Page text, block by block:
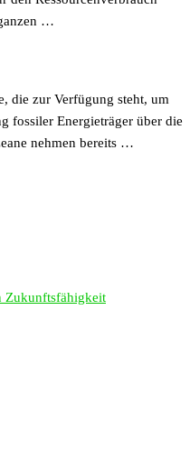
…
die zur Verfügung steht, um
fossiler Energieträger über die
nehmen bereits …
Zukunftsfähigkeit